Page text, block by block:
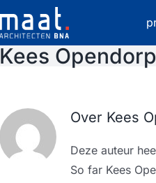
Kees Opendorp
Over Kees
Deze auteur
So far Kees